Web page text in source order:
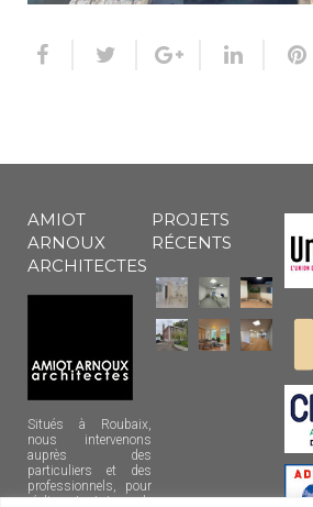
AMIOT
ARNOUX
ARCHITECTES
Situés à Roubaix,
nous intervenons
auprès des
particuliers et des
professionnels, pour
réaliser tout type de
PROJETS
RÉCENTS